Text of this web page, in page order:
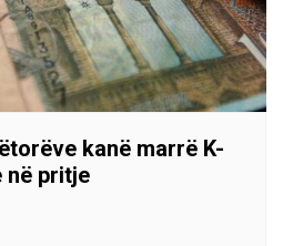
kanë marrë K-
në pritje